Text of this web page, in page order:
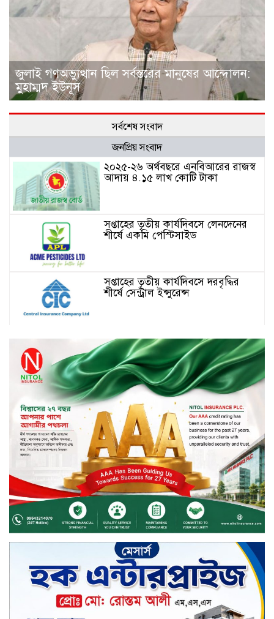
জুলাই গণঅভ্যুত্থান ছিল সর্বস্তরের মানুষের আন্দোলন:
মুহাম্মদ ইউনূস
সর্বশেষ সংবাদ
জনপ্রিয় সংবাদ
২০২৫-২৬ অর্থবছরে এনবিআরের রাজস্ব
আদায় ৪.১৫ লাখ কোটি টাকা
সপ্তাহের তৃতীয় কার্যদিবসে লেনদেনের
শীর্ষে একমি পেস্টিসাইড
সপ্তাহের তৃতীয় কার্যদিবসে দরবৃদ্ধির
শীর্ষে সেন্ট্রাল ইন্সুরেন্স
সপ্তাহের তৃতীয় কার্যদিবসে দরপতনের
শীর্ষে রিং শাইন টেক্সটাইল
টাঙ্গাইলে জুলাই গণঅভ্যুত্থান দিবস
পালিত
জাতিসংঘের হিসাব ও সরকারি গেজেটের
বাইরে থাকা ৫৬৪ নিহতের পরিচয়
প্রকাশের দাবি বিসিআরএসের
চুয়াডাঙ্গায় পুষ্পস্তবক অর্পণ ও আলোচনা
সভার মধ্য দিয়ে জুলাই গণঅভ্যুত্থান
দিবস পালিত
৮ ব্র্যান্ডের ফর্সাকারী ক্রিমে বিপজ্জনক
মাত্রায় মার্কারি, সতর্ক করল বিএসটিআই